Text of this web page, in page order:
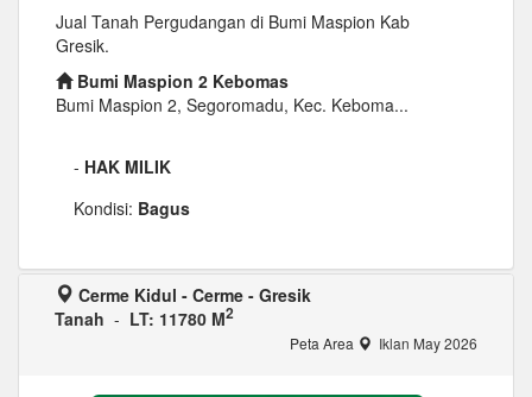
Jual Tanah Pergudangan di Bumi Maspion Kab
Gresik.
Bumi Maspion 2 Kebomas
Bumi Maspion 2, Segoromadu, Kec. Keboma...
- HAK MILIK
Kondisi: Bagus
Cerme Kidul - Cerme - Gresik
Tanah - LT: 11780 M2
Peta Area Iklan May 2026